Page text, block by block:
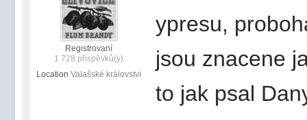
Registrovaní
1 728 příspěvků(y)
Location Valašské království
ypresu,
jsou znacene
to jak psal